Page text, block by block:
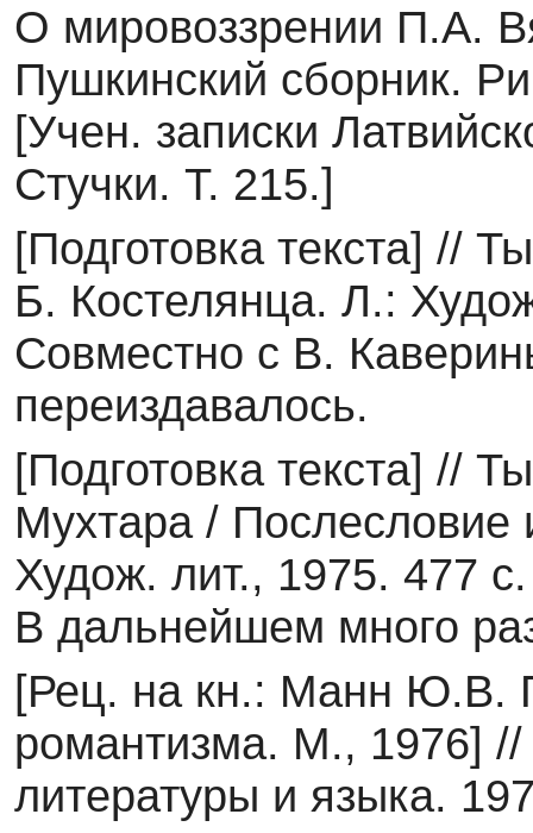
О мировоззрении П.А.
Пушкинский сборник.
[Учен. записки
Стучки. Т. 215.]
[Подготовка текста] //
Б. Костелянца. Л.:
Совместно с В.
переиздавалось.
[Подготовка текста] //
Мухтара /
Худож. лит., 1975. 477
В дальней­шем много
[Рец. на кн.: Манн Ю.В.
романтизма. М., 1976]
литературы и языка.